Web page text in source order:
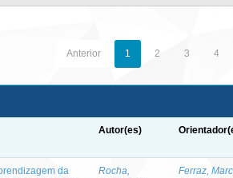
Anterior 1 2 3 4
Autor(es)
da
Rocha,
Ferraz,